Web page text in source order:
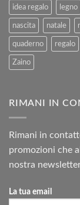
idea regalo legno
nascita natale
quaderno regalo
Zaino
RIMANI IN
Rimani in
promozioni che
nostra
La tua email